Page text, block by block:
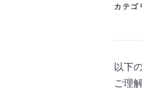
カテゴ
以下
ご理